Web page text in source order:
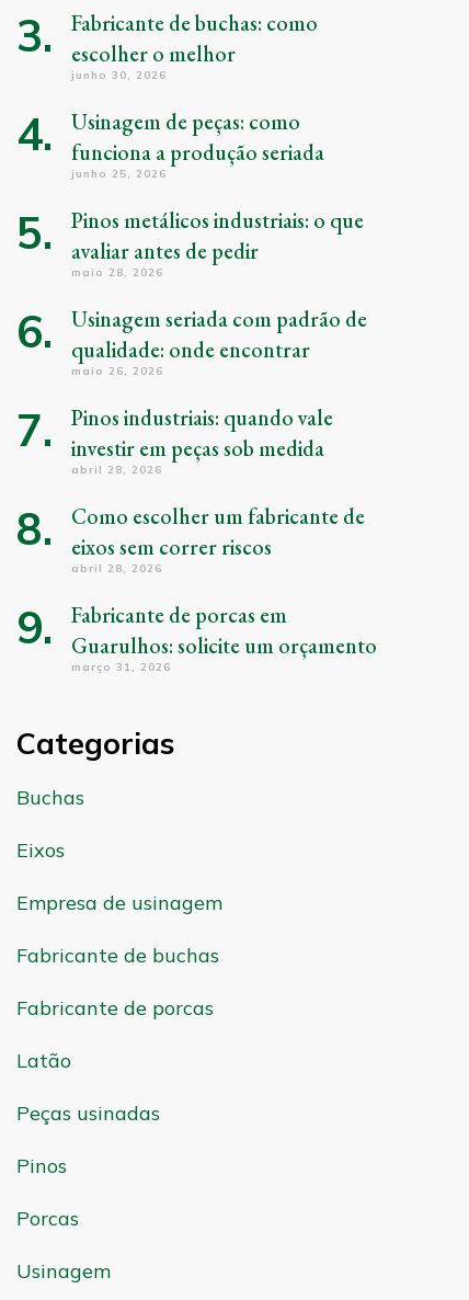
Fabricante de buchas: como
escolher o melhor
junho 30, 2026
Usinagem de peças: como
funciona a produção seriada
junho 25, 2026
Pinos metálicos industriais: o que
avaliar antes de pedir
maio 28, 2026
Usinagem seriada com padrão de
qualidade: onde encontrar
maio 26, 2026
Pinos industriais: quando vale
investir em peças sob medida
abril 28, 2026
Como escolher um fabricante de
eixos sem correr riscos
abril 28, 2026
Fabricante de porcas em
Guarulhos: solicite um orçamento
março 31, 2026
Categorias
Buchas
Eixos
Empresa de usinagem
Fabricante de buchas
Fabricante de porcas
Latão
Peças usinadas
Pinos
Porcas
Usinagem